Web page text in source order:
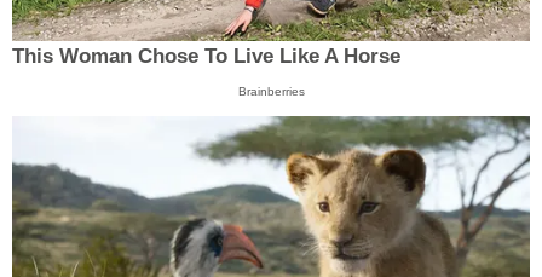
This Woman Chose To Live Like A Horse
Brainberries